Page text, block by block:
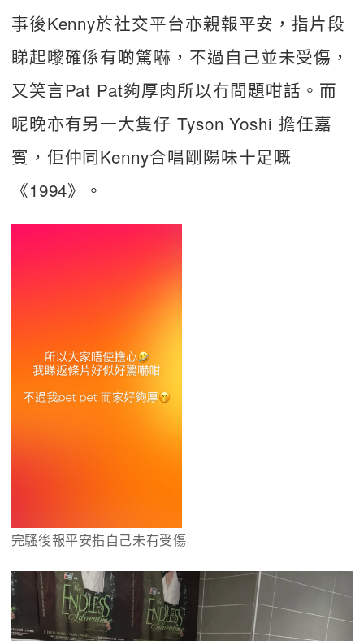
事後Kenny於社交平台亦親報平安，指片段
睇起嚟確係有啲驚嚇，不過自己並未受傷，
又笑言Pat Pat夠厚肉所以冇問題咁話。而
呢晚亦有另一大隻仔 Tyson Yoshi 擔任嘉
賓，佢仲同Kenny合唱剛陽味十足嘅
《1994》。
完騷後報平安指自己未有受傷